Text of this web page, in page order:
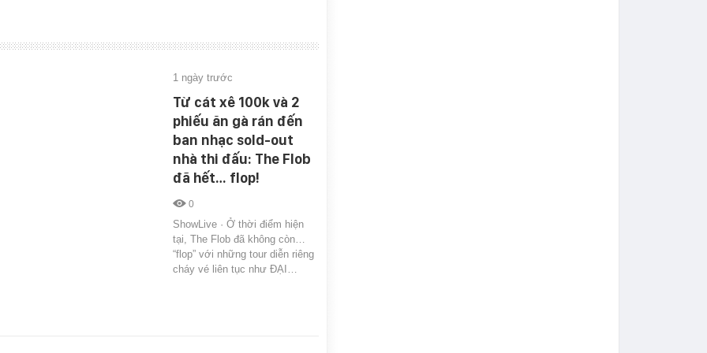
1 ngày trước
Từ cát xê 100k và 2
phiếu ăn gà rán đến
ban nhạc sold-out
nhà thi đấu: The Flob
đã hết… flop!
0
ShowLive · Ở thời điểm hiện
tại, The Flob đã không còn…
“flop” với những tour diễn riêng
cháy vé liên tục như ĐẠI…